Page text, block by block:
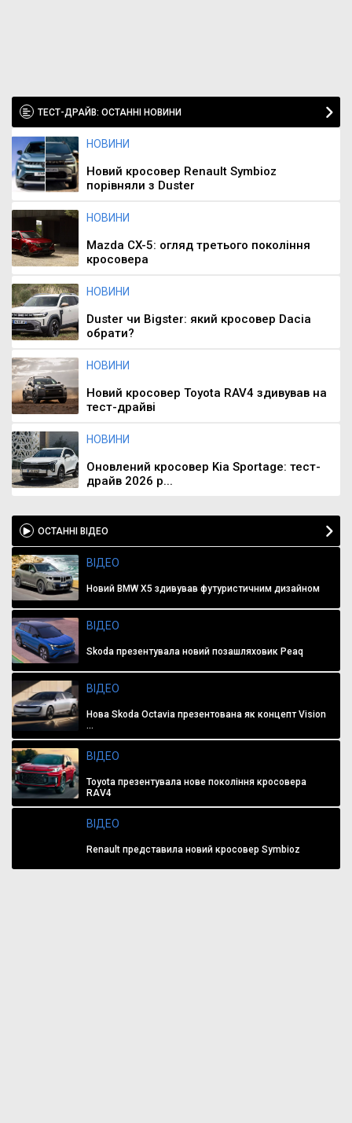
ТЕСТ-ДРАЙВ: ОСТАННІ НОВИНИ
НОВИНИ
Новий кросовер Renault Symbioz
порівняли з Duster
НОВИНИ
Mazda CX-5: огляд третього покоління
кросовера
НОВИНИ
Duster чи Bigster: який кросовер Dacia
обрати?
НОВИНИ
Новий кросовер Toyota RAV4 здивував на
тест-драйві
НОВИНИ
Оновлений кросовер Kia Sportage: тест-
драйв 2026 р...
ОСТАННІ ВІДЕО
ВІДЕО
Новий BMW X5 здивував футуристичним дизайном
ВІДЕО
Skoda презентувала новий позашляховик Peaq
ВІДЕО
Нова Skoda Octavia презентована як концепт Vision
...
ВІДЕО
Toyota презентувала нове покоління кросовера
RAV4
ВІДЕО
Renault представила новий кросовер Symbioz